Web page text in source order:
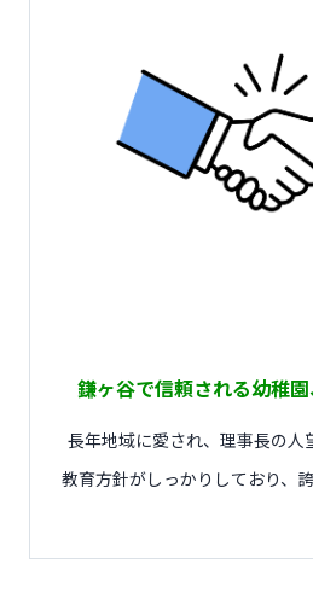
鎌ヶ谷で信頼される幼稚
長年地域に愛され、理事長の人
教育方針がしっかりしており、